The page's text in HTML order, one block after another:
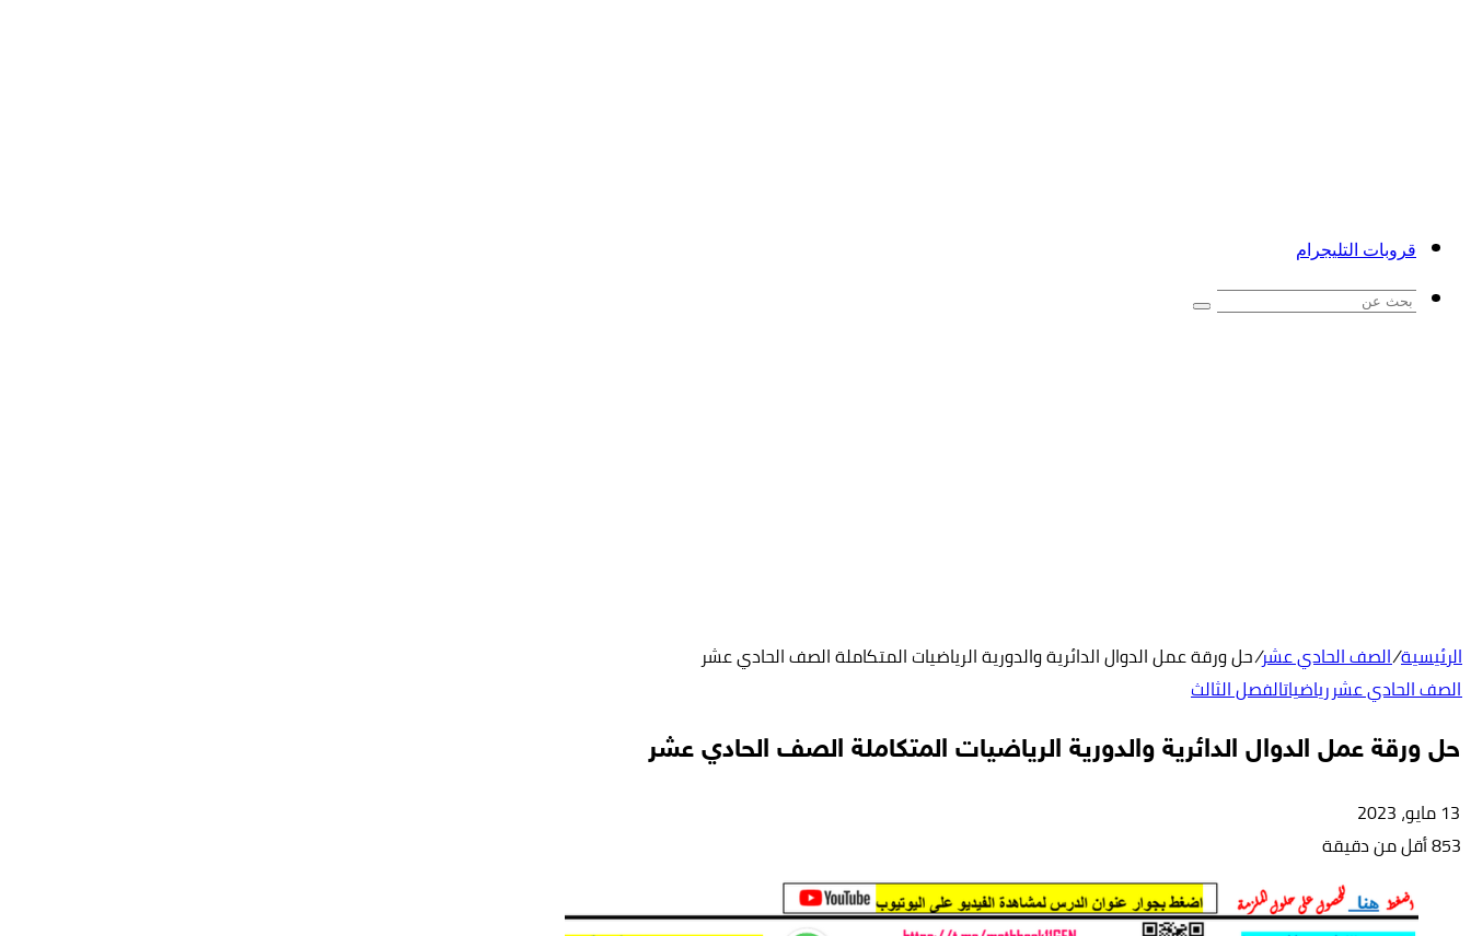
قروبات التليجرام
بحث
الرئيسية/الصف الحادي عشر/حل ورقة عمل الدوال الدائرية والدورية الرياضيات المتكاملة الصف الحادي عشر
الصف الحادي عشررياضياتالفصل الثالث
حل ورقة عمل الدوال الدائرية والدورية الرياضيات المتكاملة الصف الحادي عشر
13 مايو، 2023
853أقل من دقيقة